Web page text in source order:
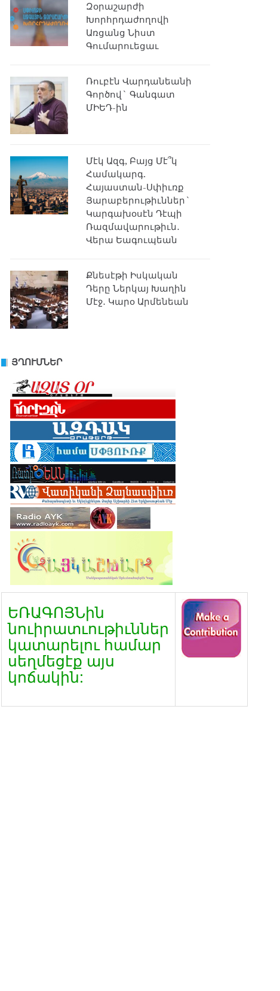
Զօրաշարժի
Խորհրդաժողովի
Առցանց Նիստ
Գումարուեցաւ
Ռուբէն Վարդանեանի
Գործով` Գանգատ
ՄԻԵԴ-ին
Մէկ Ազգ, Բայց Մէ՞կ
Համակարգ.
Հայաստան-Սփիւռք
Յարաբերութիւններ`
Կարգախօսէն Դէպի
Ռազմավարութիւն․
Վերա Եագուպեան
Քնեսէթի Իսկական
Դերը Ներկայ Խաղին
Մէջ․ Կարօ Արմենեան
ՅՂՈՒՄՆԵՐ
ԵՌԱԳՈՅՆին
նուիրատւութիւններ
կատարելու համար
սեղմեցէք այս
կոճակին: